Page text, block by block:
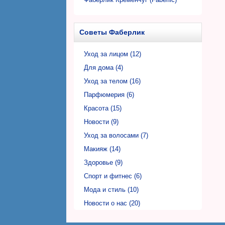
Фаберлик Николаев (Faberlic)
Фаберлик Никополь (Faberlic)
Фаберлик Одесса (Faberlic)
Фаберлик Полтава (Faberlic)
Фаберлик Ровно (Faberlic)
Фаберлик Сумы (Faberlic)
Фаберлик Тернополь (Faberlic)
Фаберлик Ужгород (Faberlic)
Фаберлик Харьков (Faberlic)
Фаберлик Херсон (Faberlic)
Фаберлик Хмельницкий (Faberlic)
Фаберлик Черкассы (Faberlic)
Советы Фаберлик
Уход за лицом (12)
Для дома (4)
Уход за телом (16)
Парфюмерия (6)
Красота (15)
Новости (9)
Уход за волосами (7)
Макияж (14)
Здоровье (9)
Спорт и фитнес (6)
Мода и стиль (10)
Новости о нас (20)